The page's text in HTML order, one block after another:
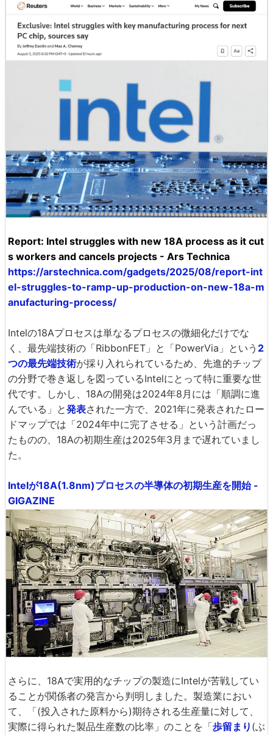
Report: Intel struggles with new 18A process as it cut
s workers and cancels projects - Ars Technica
https://arstechnica.com/gadgets/2025/08/report-int
el-struggles-to-ramp-up-production-on-new-18a-m
anufacturing-process/
Intelの18Aプロセスは単なるプロセスの微細化だけでな
く、最先端技術の「RibbonFET」と「PowerVia」という 2
つの最先端技術が採り入れられているため、先進的チップ
の分野で巻き返しを図っているIntelにとって特に重要な世
代です。しかし、18Aの開発は2024年8月には「順調に進
んでいる」と発表された一方で、2021年に発表されたロー
ドマップでは「2024年中に完了させる」という計画だっ
たものの、18Aの初期生産は2025年3月まで遅れていまし
た。
Intelが18A(1.8nm)プロセスの半導体の初期生産を開始 -
GIGAZINE
さらに、18Aで実用的なチップの製造にIntelが苦戦してい
ることが関係者の発言から判明しました。製造業におい
て、「(投入された原料から)期待される生産量に対して、
実際に得られた製品生産数の比率」のことを「歩留まり (ぶ